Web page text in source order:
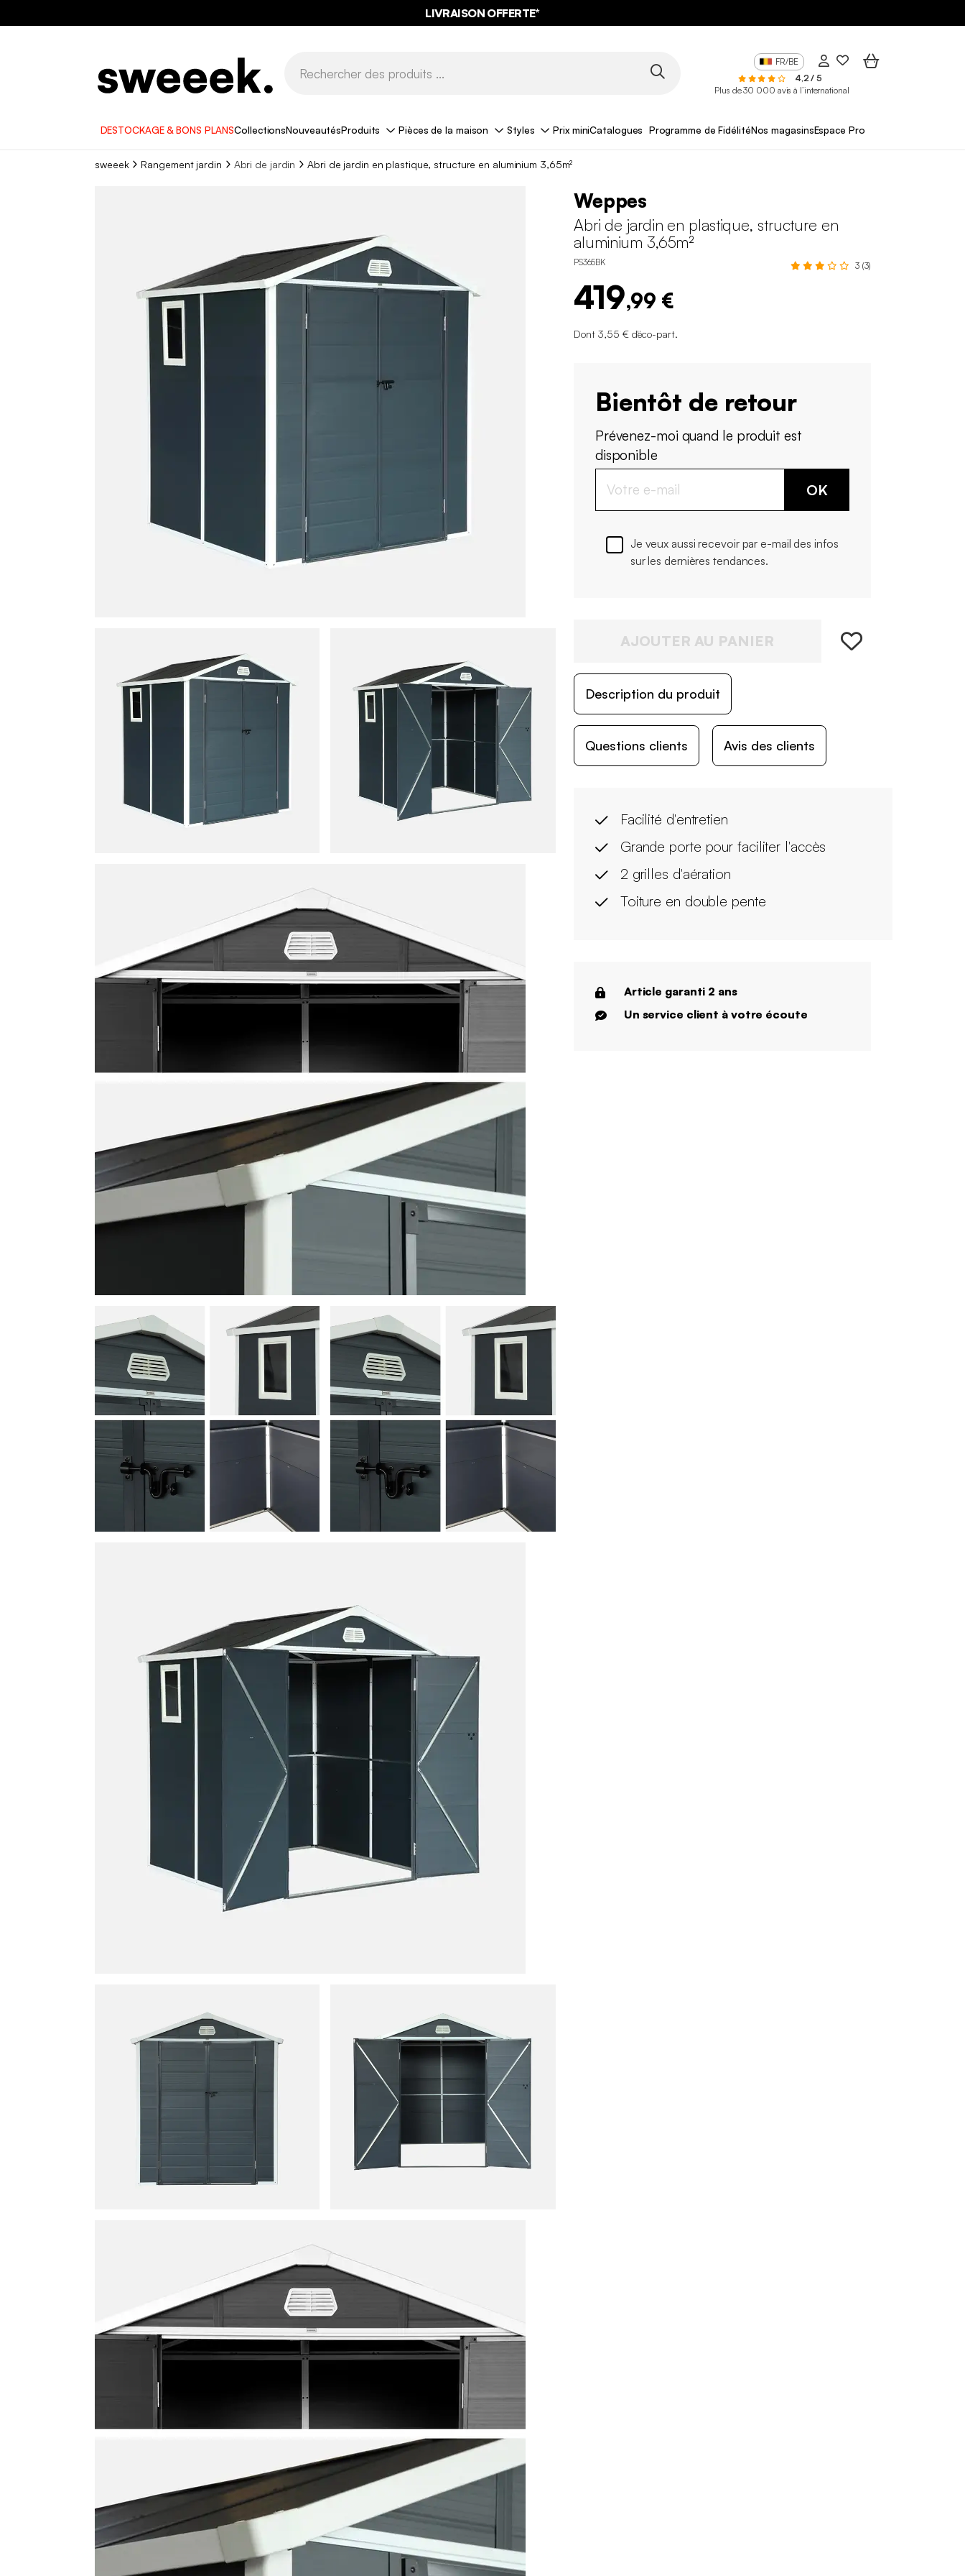
LIVRAISON OFFERTE*
FR/BE
4,2 / 5
Plus de 30 000 avis à l’international
DESTOCKAGE & BONS PLANSCollectionsNouveautésProduits Pièces de la maison Styles Prix miniCatalogues Programme de FidélitéNos magasinsEspace Pro
sweeek Rangement jardin Abri de jardin Abri de jardin en plastique, structure en aluminium 3,65m²
Weppes
Abri de jardin en plastique, structure en
aluminium 3,65m²
PS365BK 3 (3)
419,99 €
Dont 3,55 € d'éco-part.
Bientôt de retour
Prévenez-moi quand le produit est
disponible
OK
Je veux aussi recevoir par e-mail des infos
sur les dernières tendances.
AJOUTER AU PANIER
Description du produit
Questions clients Avis des clients
Facilité d'entretien
Grande porte pour faciliter l'accès
2 grilles d'aération
Toiture en double pente
Article garanti 2 ans
Un service client à votre écoute